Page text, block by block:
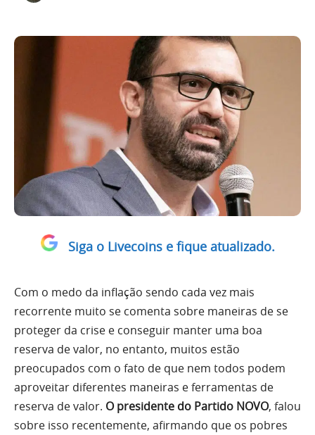
Siga o Livecoins e fique atualizado.
Com o medo da inflação sendo cada vez mais
recorrente muito se comenta sobre maneiras de se
proteger da crise e conseguir manter uma boa
reserva de valor, no entanto, muitos estão
preocupados com o fato de que nem todos podem
aproveitar diferentes maneiras e ferramentas de
reserva de valor. O presidente do Partido NOVO, falou
sobre isso recentemente, afirmando que os pobres